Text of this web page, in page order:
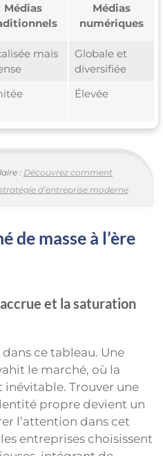
Médias
Médias
numériques
mais
Globale et
diversifiée
Élevée
: Découvrez comment
d’entreprise moderne
de masse à l’ère
et la saturation
dans ce tableau. Une
le marché, où la
inévitable. Trouver une
propre devient un
l’attention dans cet
entreprises choisissent